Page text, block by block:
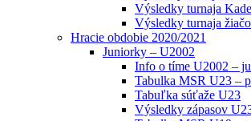
Výsledky turnaja
Výsledky turnaja
Hracie obdobie 2020/2021
Juniorky – U2002
Info o tíme U2002 –
Tabulka MSR U23 –
Tabuľka súťaže U23
Výsledky zápasov